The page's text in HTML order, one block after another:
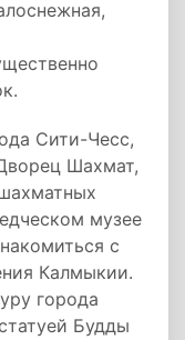
Сити-Чесс,
Шахмат,
музее
с
Калмыкии.
города
Будды